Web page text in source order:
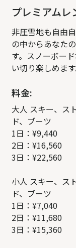
プレミアムレ
非圧雪地も自由
の中からあなた
す。スノーボー
い切り楽しめます
料金:
大人 スキー、ス
ド、ブーツ
1日：¥9,440
2日：¥16,560
3日：¥22,560
小人 スキー、ス
ド、ブーツ
1日：¥7,040
2日：¥11,680
3日：¥15,360